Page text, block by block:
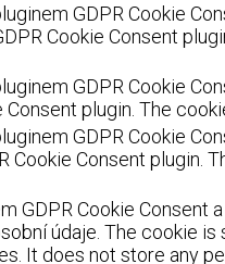
GDPR Cookie
Cookie Consent
GDPR Cookie
plugin. The
GDPR Cookie
Cookie Consent
GDPR Cookie Consent
údaje. The cookie
It does not store any